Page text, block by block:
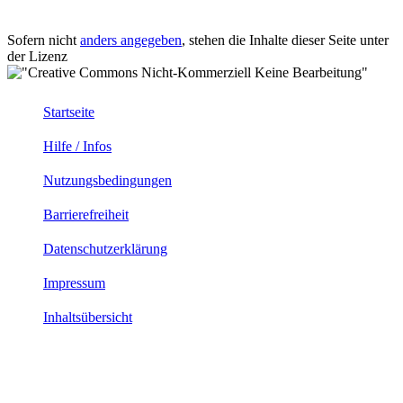
Sofern nichtanders angegeben, stehen die Inhalte dieser Seite unter
der Lizenz
Startseite
Hilfe / Infos
Nutzungsbedingungen
Barrierefreiheit
Datenschutzerklärung
Impressum
Inhaltsübersicht